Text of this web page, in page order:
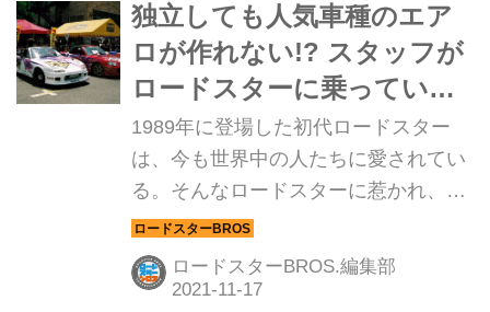
独立しても人気車種のエア
ロが作れない!? スタッフが
ロードスターに乗っていた
から今がある
1989年に登場した初代ロードスター
は、今も世界中の人たちに愛されてい
る。そんなロードスターに惹かれ、独
自のエアロパーツを作り続けている
「ガレージベリー」を紹介する。
ロードスターBROS.編集部